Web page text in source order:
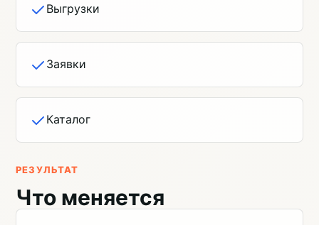
Выгрузки
Заявки
Каталог
РЕЗУЛЬТАТ
Что меняется